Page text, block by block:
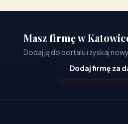
Masz firmę w
Dodaj ją do portalu i zyskaj
Dodaj firmę za